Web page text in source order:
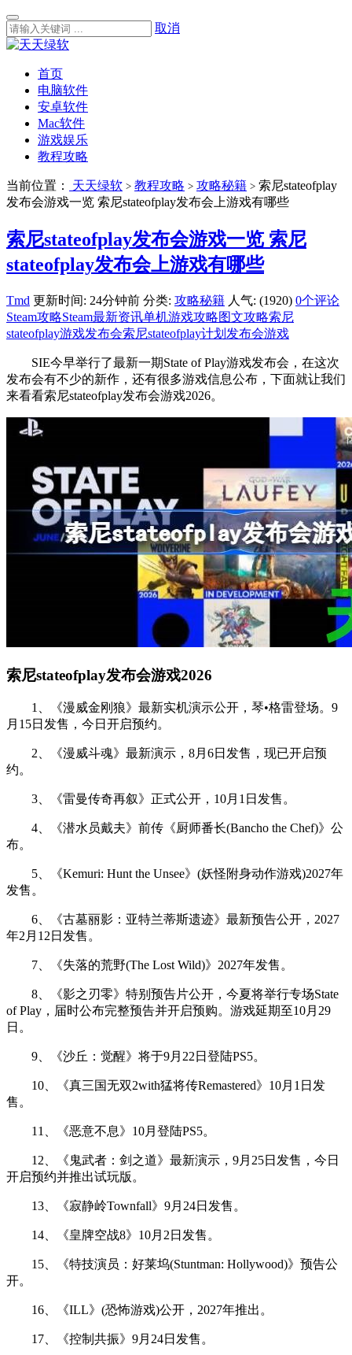
取消
首页
电脑软件
安卓软件
Mac软件
游戏娱乐
教程攻略
当前位置： 天天绿软 > 教程攻略 > 攻略秘籍 > 索尼stateofplay
发布会游戏一览 索尼stateofplay发布会上游戏有哪些
索尼stateofplay发布会游戏一览 索尼
stateofplay发布会上游戏有哪些
Tmd 更新时间: 24分钟前 分类: 攻略秘籍 人气: (1920) 0个评论
Steam攻略Steam最新资讯单机游戏攻略图文攻略索尼
stateofplay游戏发布会索尼stateofplay计划发布会游戏
SIE今早举行了最新一期State of Play游戏发布会，在这次
发布会有不少的新作，还有很多游戏信息公布，下面就让我们
来看看索尼stateofplay发布会游戏2026。
索尼stateofplay发布会游戏2026
1、《漫威金刚狼》最新实机演示公开，琴•格雷登场。9
月15日发售，今日开启预约。
2、《漫威斗魂》最新演示，8月6日发售，现已开启预
约。
3、《雷曼传奇再叙》正式公开，10月1日发售。
4、《潜水员戴夫》前传《厨师番长(Bancho the Chef)》公
布。
5、《Kemuri: Hunt the Unsee》(妖怪附身动作游戏)2027年
发售。
6、《古墓丽影：亚特兰蒂斯遗迹》最新预告公开，2027
年2月12日发售。
7、《失落的荒野(The Lost Wild)》2027年发售。
8、《影之刃零》特别预告片公开，今夏将举行专场State
of Play，届时公布完整预告并开启预购。游戏延期至10月29
日。
9、《沙丘：觉醒》将于9月22日登陆PS5。
10、《真三国无双2with猛将传Remastered》10月1日发
售。
11、《恶意不息》10月登陆PS5。
12、《鬼武者：剑之道》最新演示，9月25日发售，今日
开启预约并推出试玩版。
13、《寂静岭Townfall》9月24日发售。
14、《皇牌空战8》10月2日发售。
15、《特技演员：好莱坞(Stuntman: Hollywood)》预告公
开。
16、《ILL》(恐怖游戏)公开，2027年推出。
17、《控制共振》9月24日发售。